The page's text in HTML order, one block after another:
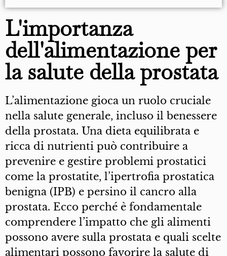
L'importanza
dell'alimentazione per
la salute della prostata
L’alimentazione gioca un ruolo cruciale
nella salute generale, incluso il benessere
della prostata. Una dieta equilibrata e
ricca di nutrienti può contribuire a
prevenire e gestire problemi prostatici
come la prostatite, l’ipertrofia prostatica
benigna (IPB) e persino il cancro alla
prostata. Ecco perché è fondamentale
comprendere l’impatto che gli alimenti
possono avere sulla prostata e quali scelte
alimentari possono favorire la salute di